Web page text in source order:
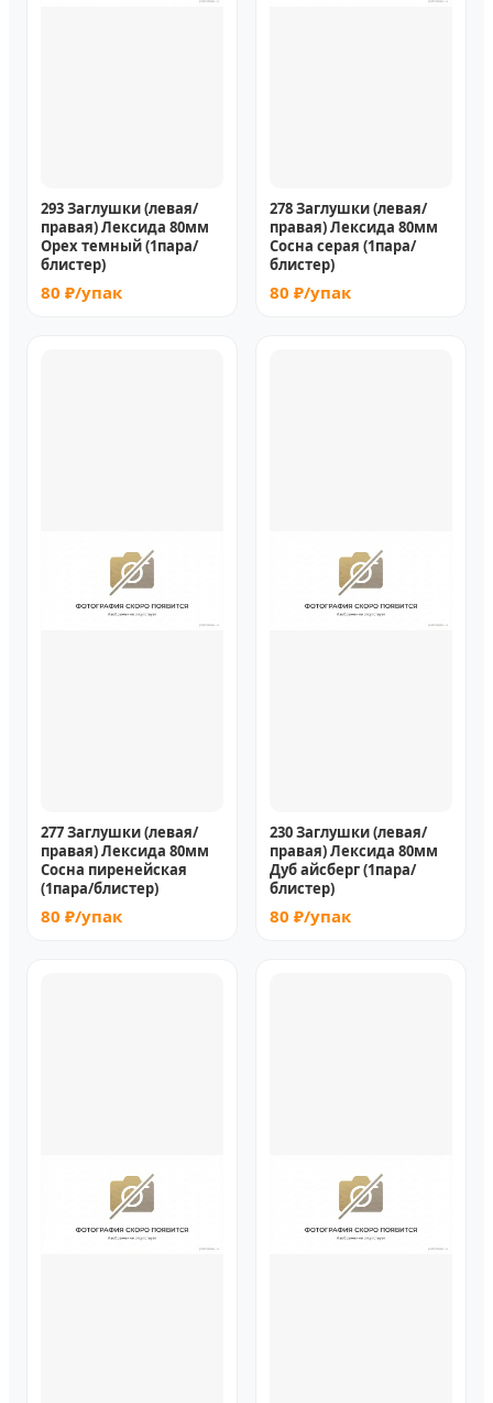
293 Заглушки (левая/
правая) Лексида 80мм
Орех темный (1пара/
блистер)
80 ₽/упак
278 Заглушки (левая/
правая) Лексида 80мм
Сосна серая (1пара/
блистер)
80 ₽/упак
277 Заглушки (левая/
правая) Лексида 80мм
Сосна пиренейская
(1пара/блистер)
80 ₽/упак
230 Заглушки (левая/
правая) Лексида 80мм
Дуб айсберг (1пара/
блистер)
80 ₽/упак